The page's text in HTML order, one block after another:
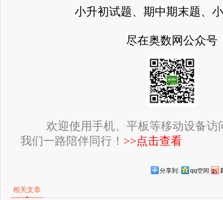
小升初试题、期中期末题、
尽在奥数网公众号
欢迎使用手机、平板等移动设备访
我们一路陪伴同行！ >>点击查看
分享到: qq空间
相关文章